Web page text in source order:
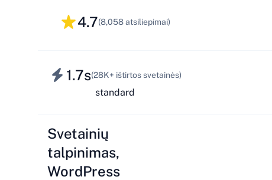
4.7(8,058 atsiliepimai)
1.7s(28K+ ištirtos svetainės)
standard
Svetainių
talpinimas,
WordPress